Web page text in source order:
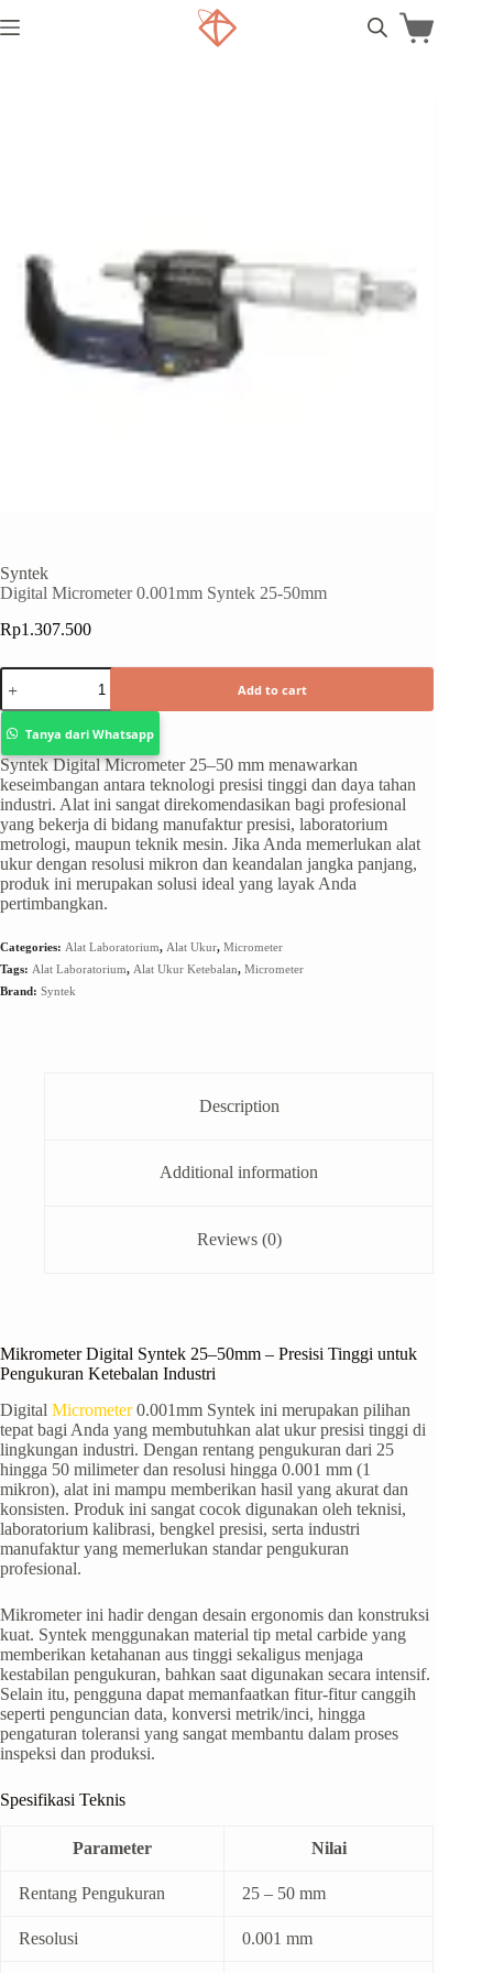
Syntek
Digital Micrometer 0.001mm Syntek 25-50mm
Rp1.307.500
Add to cart
Tanya dari Whatsapp
Syntek Digital Micrometer 25–50 mm menawarkan
keseimbangan antara teknologi presisi tinggi dan daya tahan
industri. Alat ini sangat direkomendasikan bagi profesional
yang bekerja di bidang manufaktur presisi, laboratorium
metrologi, maupun teknik mesin. Jika Anda memerlukan alat
ukur dengan resolusi mikron dan keandalan jangka panjang,
produk ini merupakan solusi ideal yang layak Anda
pertimbangkan.
Categories: Alat Laboratorium, Alat Ukur, Micrometer
Tags: Alat Laboratorium, Alat Ukur Ketebalan, Micrometer
Brand: Syntek
Description
Additional information
Reviews (0)
Mikrometer Digital Syntek 25–50mm – Presisi Tinggi untuk
Pengukuran Ketebalan Industri
Digital Micrometer0.001mm Syntek ini merupakan pilihan
tepat bagi Anda yang membutuhkan alat ukur presisi tinggi di
lingkungan industri. Dengan rentang pengukuran dari 25
hingga 50 milimeter dan resolusi hingga 0.001 mm (1
mikron), alat ini mampu memberikan hasil yang akurat dan
konsisten. Produk ini sangat cocok digunakan oleh teknisi,
laboratorium kalibrasi, bengkel presisi, serta industri
manufaktur yang memerlukan standar pengukuran
profesional.
Mikrometer ini hadir dengan desain ergonomis dan konstruksi
kuat. Syntek menggunakan material tip metal carbide yang
memberikan ketahanan aus tinggi sekaligus menjaga
kestabilan pengukuran, bahkan saat digunakan secara intensif.
Selain itu, pengguna dapat memanfaatkan fitur-fitur canggih
seperti penguncian data, konversi metrik/inci, hingga
pengaturan toleransi yang sangat membantu dalam proses
inspeksi dan produksi.
Spesifikasi Teknis
Parameter Nilai
Rentang Pengukuran 25 – 50 mm
Resolusi 0.001 mm